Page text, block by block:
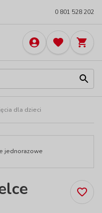
0 801 528 202
dla dzieci